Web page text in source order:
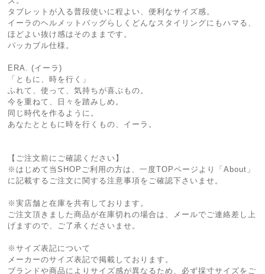
タブレットが入る普段使いに程よい、便利なサイズ感。
イーラのヘルメットバッグらしくどんなスタイリングにもハマる、
ほどよい抜け感はそのままです。
パッカブル仕様。
ERA. (イーラ)
「ともに、時を行く」
ふれて、使って、気持ちが喜ぶもの。
今を重ねて、日々を踏みしめ。
同じ時代を作るように。
あなたとともに時を行くもの、イーラ。
【ご注文前にご確認ください】
※はじめて当SHOPご利用の方は、一度TOPページより「About」
に記載するご注文に関する注意事項をご確認下さいませ。
※実店舗と在庫を共有しております。
ご注文頂きました商品が在庫切れの場合は、メールでご連絡差し上
げますので、ご了承くださいませ。
※サイズ表記について
メーカーのサイズ表記で掲載しております。
ブランドや商品によりサイズ感が異なるため、必ず採寸サイズをご